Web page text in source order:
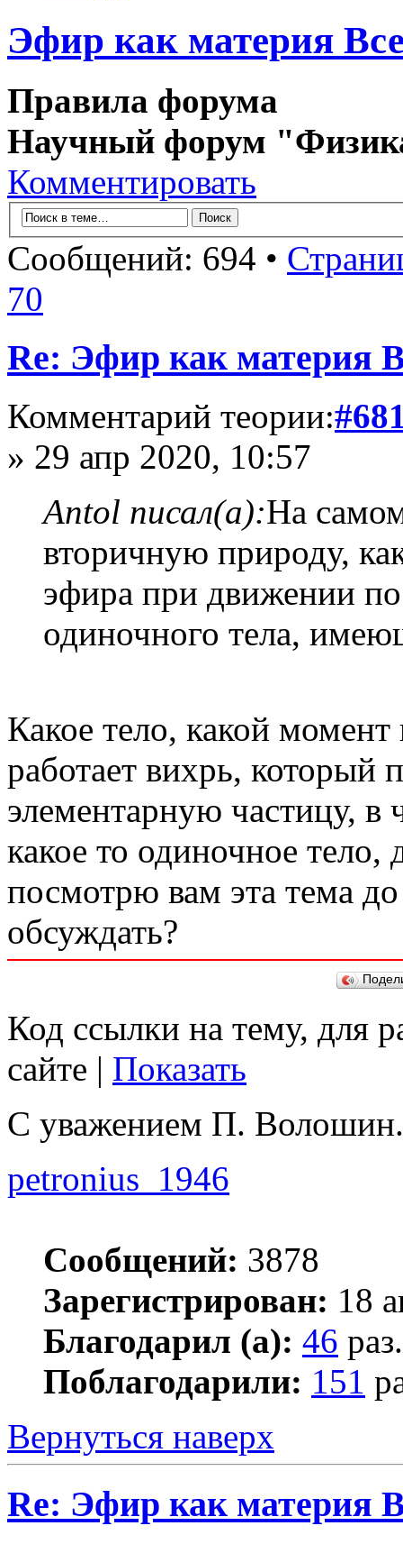
Эфир как материя
Правила форума
Научный форум
Комментировать
Сообщений: 694 •
70
Re: Эфир как материя
Комментарий теории:
» 29 апр 2020, 10:57
Antol писал(а):На
вторичную природу,
эфира при движении
одиночного тела,
Какое тело, какой
работает вихрь, который
элементарную частицу, в
какое то одиночное
посмотрю вам эта тема
обсуждать?
Код ссылки на тему, для
сайте | Показать
С уважением П. Волошин.
petronius_1946
Сообщений: 3878
Зарегистрирован: 18
Благодарил (а): 46 раз.
Поблагодарили: 151
Вернуться наверх
Re: Эфир как материя